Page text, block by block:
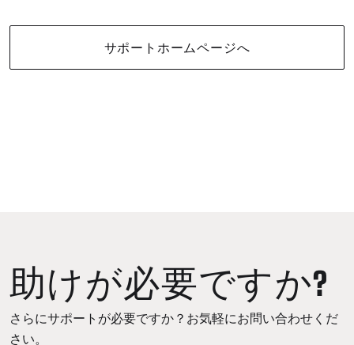
サポートホームページへ
助けが必要ですか?
さらにサポートが必要ですか？お気軽にお問い合わせくだ
さい。